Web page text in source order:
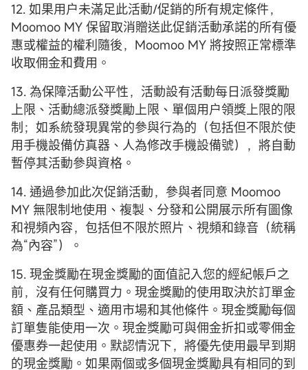
12. 如果用户未滿足此活動/促銷的所有規定條件，
Moomoo MY 保留取消贈送此促銷活動承諾的所有優
惠或權益的權利隨後，Moomoo MY 將按照正常標準
收取佣金和費用。
13. 為保障活動公平性，活動設有活動每日派發獎勵
上限、活動總派發獎勵上限、單個用户領獎上限的限
制；如系統發現異常的參與行為的（包括但不限於使
用手機設備仿真器、人為修改手機設備號），將自動
暫停其活動參與資格。
14. 通過參加此次促銷活動，參與者同意 Moomoo
MY 無限制地使用、複製、分發和公開展示所有圖像
和視頻內容，包括但不限於照片、視頻和錄音（統稱
為“內容”）。
15. 現金獎勵在現金獎勵的面值記入您的經紀帳戶之
前，沒有任何購買力。現金獎勵的使用取決於訂單金
額、產品類型、適用市場和其他條件。現金獎勵每個
訂單隻能使用一次。現金獎勵可與佣金折扣或零佣金
優惠券一起使用。默認情況下，將優先使用最早到期
的現金獎勵。如果兩個或多個現金獎勵具有相同的到